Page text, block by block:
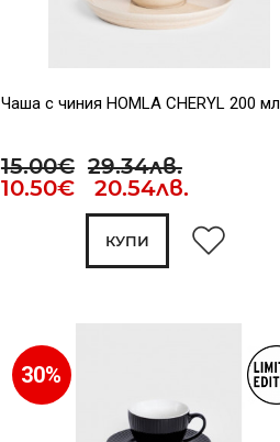
Чаша с чиния HOMLA CHERYL 200 мл.
15.00€ 29.34лв.
10.50€ 20.54лв.
КУПИ
30%